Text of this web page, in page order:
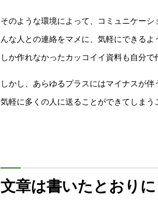
そのような環境によって、コミュニケー
んな人との連絡をマメに、気軽にできる
しか作れなかったカッコイイ資料も自分で
しかし、あらゆるプラスにはマイナスが
気軽に多くの人に送ることができてしまう
文章は書いたとおり